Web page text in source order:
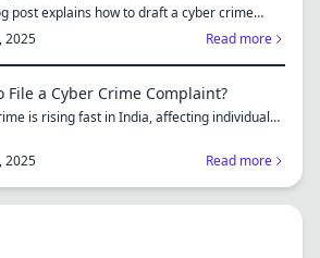
post explains how to draft a cyber crime
2025 Read more
File a Cyber Crime Complaint?
is rising fast in India, affecting individuals
2025
Read more